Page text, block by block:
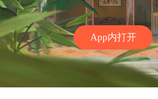
App内打开